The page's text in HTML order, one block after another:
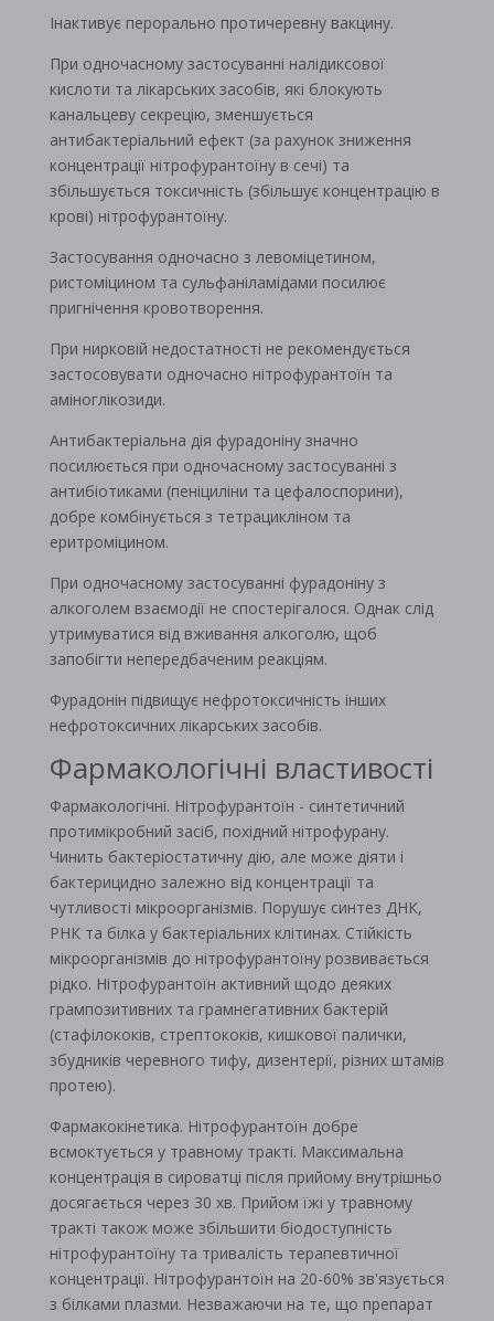
Інактивує перорально протичеревну вакцину.
При одночасному застосуванні налідиксової
кислоти та лікарських засобів, які блокують
канальцеву секрецію, зменшується
антибактеріальний ефект (за рахунок зниження
концентрації нітрофурантоїну в сечі) та
збільшується токсичність (збільшує концентрацію в
крові) нітрофурантоїну.
Застосування одночасно з левоміцетином,
ристоміцином та сульфаніламідами посилює
пригнічення кровотворення.
При нирковій недостатності не рекомендується
застосовувати одночасно нітрофурантоїн та
аміноглікозиди.
Антибактеріальна дія фурадоніну значно
посилюється при одночасному застосуванні з
антибіотиками (пеніциліни та цефалоспорини),
добре комбінується з тетрацикліном та
еритроміцином.
При одночасному застосуванні фурадоніну з
алкоголем взаємодії не спостерігалося. Однак слід
утримуватися від вживання алкоголю, щоб
запобігти непередбаченим реакціям.
Фурадонін підвищує нефротоксичність інших
нефротоксичних лікарських засобів.
Фармакологічні властивості
Фармакологічні. Нітрофурантоїн - синтетичний
протимікробний засіб, похідний нітрофурану.
Чинить бактеріостатичну дію, але може діяти і
бактерицидно залежно від концентрації та
чутливості мікроорганізмів. Порушує синтез ДНК,
РНК та білка у бактеріальних клітинах. Стійкість
мікроорганізмів до нітрофурантоїну розвивається
рідко. Нітрофурантоїн активний щодо деяких
грампозитивних та грамнегативних бактерій
(стафілококів, стрептококів, кишкової палички,
збудників черевного тифу, дизентерії, різних штамів
протею).
Фармакокінетика. Нітрофурантоїн добре
всмоктується у травному тракті. Максимальна
концентрація в сироватці після прийому внутрішньо
досягається через 30 хв. Прийом їжі у травному
тракті також може збільшити біодоступність
нітрофурантоїну та тривалість терапевтичної
концентрації. Нітрофурантоїн на 20-60% зв'язується
з білками плазми. Незважаючи на те, що препарат